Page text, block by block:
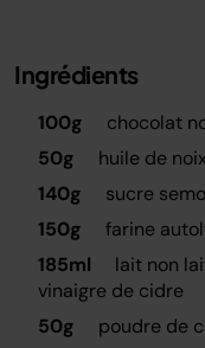
Ingrédients
100g
chocolat
50g
huile de
140g
sucre
150g
farine
185ml
lait non
vinaigre de cidre
50g
poudre de